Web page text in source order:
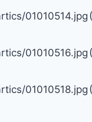
01010514.jpg
01010516.jpg
01010518.jpg